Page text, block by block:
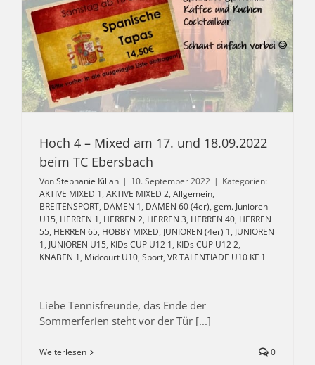
Hoch 4 – Mixed am 17. und 18.09.2022
beim TC Ebersbach
VonStephanie Kilian | 10. September 2022 | Kategorien:
AKTIVE MIXED 1, AKTIVE MIXED 2, Allgemein,
BREITENSPORT, DAMEN 1, DAMEN 60 (4er), gem. Junioren
U15, HERREN 1, HERREN 2, HERREN 3, HERREN 40, HERREN
55, HERREN 65, HOBBY MIXED, JUNIOREN (4er) 1, JUNIOREN
1, JUNIOREN U15, KIDs CUP U12 1, KIDs CUP U12 2,
KNABEN 1, Midcourt U10, Sport, VR TALENTIADE U10 KF 1
Liebe Tennisfreunde, das Ende der
Sommerferien steht vor der Tür [...]
Weiterlesen 0